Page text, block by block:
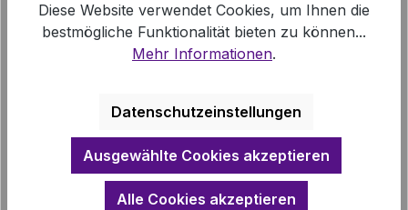
Beschreibung
Handreichung zur Bestattung "Von guten
Diese Website verwendet Cookies, um Ihnen die
bestmögliche Funktionalität bieten zu können...
Mehr Informationen.
Datenschutzeinstellungen
Ausgewählte Cookies akzeptieren
Alle Cookies akzeptieren